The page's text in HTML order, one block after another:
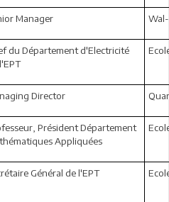
Manager
du Département d'Electricité
Director
Président Département
Appliquées
Général de l'EPT